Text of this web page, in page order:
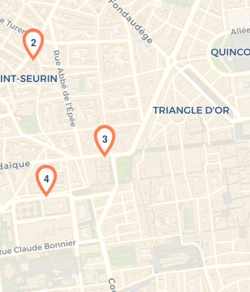
de la carte en cours...
2
3
4